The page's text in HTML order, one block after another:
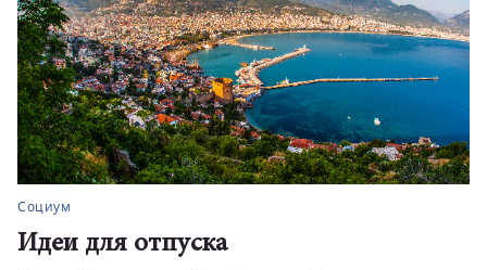
Социум
Идеи для отпуска